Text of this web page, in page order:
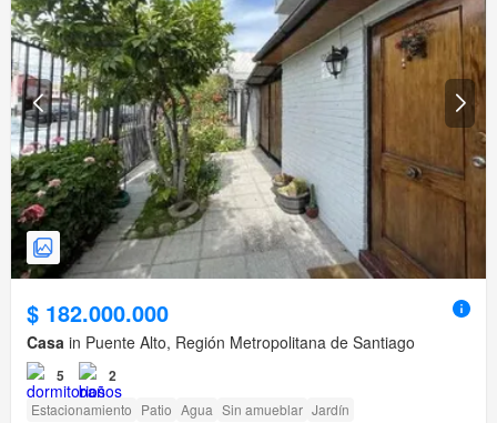
$ 182.000.000
Casa in Puente Alto, Región Metropolitana de Santiago
5 2
Estacionamiento Patio Agua Sin amueblar Jardín